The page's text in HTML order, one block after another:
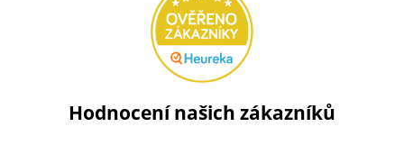
Hodnocení našich zákazníků